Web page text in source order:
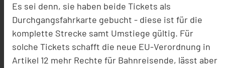
Es sei denn, sie haben beide Tickets als
Durchgangsfahrkarte gebucht - diese ist für die
komplette Strecke samt Umstiege gültig. Für
solche Tickets schafft die neue EU-Verordnung in
Artikel 12 mehr Rechte für Bahnreisende, lässt aber